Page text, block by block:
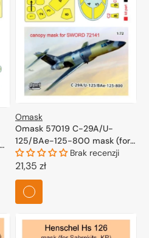
Omask
Omask 57019 C-29A/U-
125/BAe-125-800 mask (for
Sword 72141) 1/72Brak recenzji
Cena
regularna
21,35 zł